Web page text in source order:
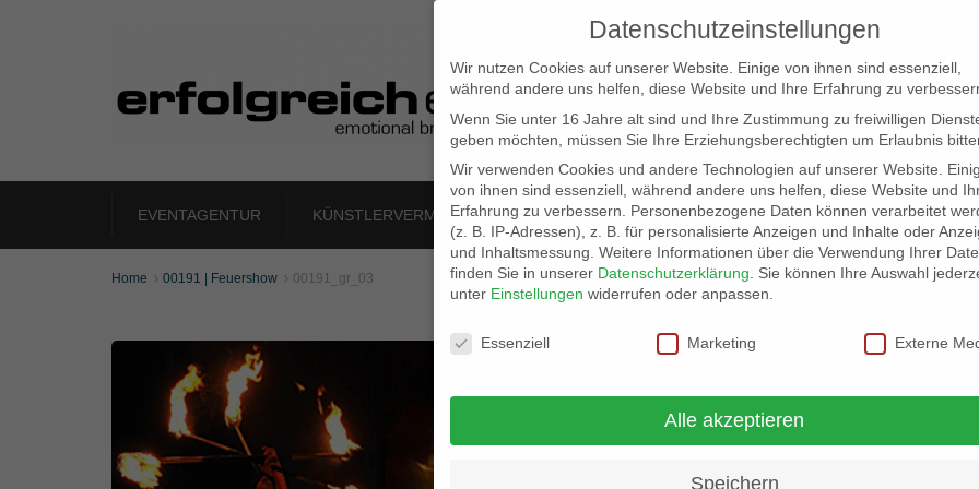
EVENTAGENTUR KÜNSTLERVERMITTLUNG LOCATION SCOUT ELB-LOCATION: PANORAMA
Home  00191 | Feuershow  00191_gr_03
Datenschutzeinstellungen
Wir nutzen Cookies auf unserer Website. Einige von ihnen sind essenziell,
während andere uns helfen, diese Website und Ihre Erfahrung zu
Wenn Sie unter 16 Jahre alt sind und Ihre Zustimmung zu freiwilligen
geben möchten, müssen Sie Ihre Erziehungsberechtigten um Erlaubnis
Wir verwenden Cookies und andere Technologien auf unserer Website.
von ihnen sind essenziell, während andere uns helfen, diese Website und
Erfahrung zu verbessern.
Personenbezogene Daten können verarbeitet
(z. B. IP-Adressen), z. B. für personalisierte Anzeigen und Inhalte oder
und Inhaltsmessung. Weitere Informationen über die Verwendung Ihrer
finden Sie in unserer Datenschutzerklärung
Sie können Ihre Auswahl
unter Einstellungen widerrufen oder anpassen.
Datenschutzeinstellungen
Essenziell Marketing Externe
Alle akzeptieren
Speichern